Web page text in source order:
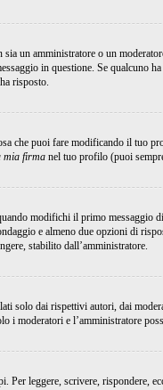
un amministratore o un
in questione. Se qualcuno
risposto.
che puoi fare modificando il tuo
mia firma nel tuo profilo (puoi
modifichi il primo
e almeno due opzioni di
stabilito dall’amministratore.
solo dai rispettivi autori, dai
i moderatori e l’amministratore
leggere, scrivere, rispondere,